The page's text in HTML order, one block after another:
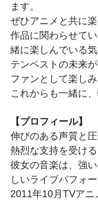
ます。
ぜひアニメと共に
作品に関わらせて
緒に楽しんでいる
テンペストの未来
ファンとして楽しみ
これからも一緒に
【プロフィール】
伸びのある声質と
熱烈な支持を受け
彼女の音楽は、強
しいライブパフォ
2011年10月TVアニ